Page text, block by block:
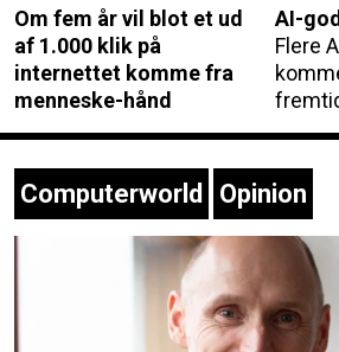
Om fem år vil blot et ud
af 1.000 klik på
internettet komme fra
menneske-hånd
AI-
Flere
Computerworld Opinion